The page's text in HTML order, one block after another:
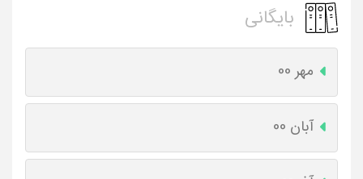
بایگانی
مهر 00
آبان 00